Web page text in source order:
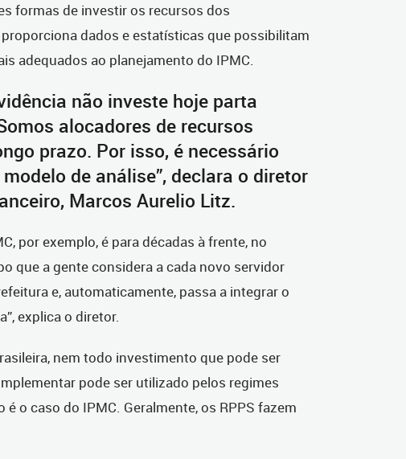
formas de investir os recursos dos
dados e estatísticas que possibilitam
adequados ao planejamento do IPMC.
não investe hoje parta
alocadores de recursos
prazo. Por isso, é necessário
de análise”, declara o diretor
Marcos Aurelio Litz.
por exemplo, é para décadas à frente, no
que a gente considera a cada novo servidor
e, automaticamente, passa a integrar o
explica o diretor.
nem todo investimento que pode ser
pode ser utilizado pelos regimes
o caso do IPMC. Geralmente, os RPPS fazem